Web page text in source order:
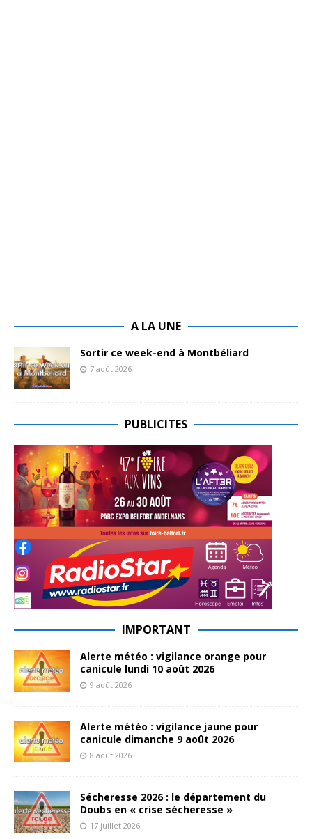
A LA UNE
Sortir ce week-end à Montbéliard
7 août 2026
PUBLICITES
IMPORTANT
Alerte météo : vigilance orange pour
canicule lundi 10 août 2026
9 août 2026
Alerte météo : vigilance jaune pour
canicule dimanche 9 août 2026
8 août 2026
Sécheresse 2026 : le département du
Doubs en « crise sécheresse »
17 juillet 2026